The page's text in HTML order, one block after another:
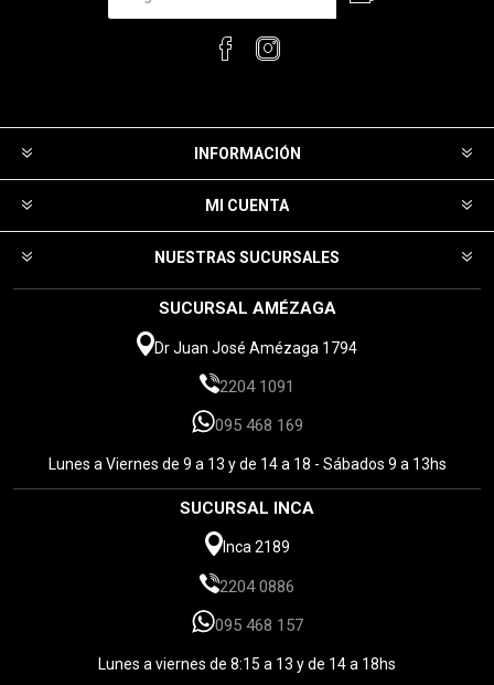
INFORMACIÓN
MI CUENTA
NUESTRAS SUCURSALES
SUCURSAL AMÉZAGA
Dr Juan José Amézaga 1794
2204 1091
095 468 169
Lunes a Viernes de 9 a 13 y de 14 a 18 - Sábados 9 a 13hs
SUCURSAL INCA
Inca 2189
2204 0886
095 468 157
Lunes a viernes de 8:15 a 13 y de 14 a 18hs